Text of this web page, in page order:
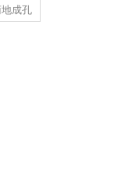
成孔